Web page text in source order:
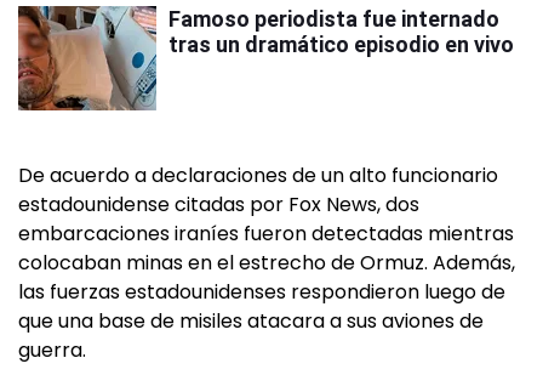
Famoso periodista fue internado
tras un dramático episodio en vivo
De acuerdo a declaraciones de un alto funcionario
estadounidense citadas por Fox News, dos
embarcaciones iraníes fueron detectadas mientras
colocaban minas en el estrecho de Ormuz. Además,
las fuerzas estadounidenses respondieron luego de
que una base de misiles atacara a sus aviones de
guerra.